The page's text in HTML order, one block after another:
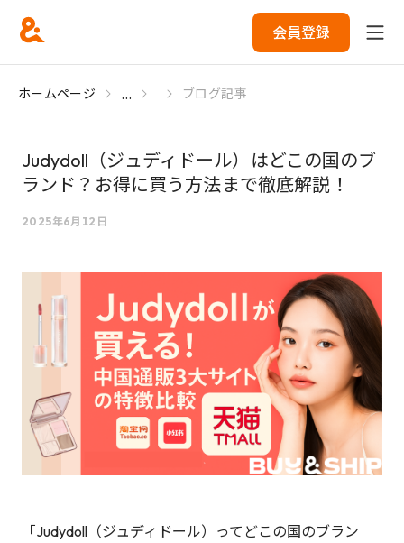
会員登録
ホームページ ... ブログ記事
Judydoll（ジュディドール）はどこの国のブ
ランド？お得に買う方法まで徹底解説！
2025年6月12日
「Judydoll（ジュディドール）ってどこの国のブラン